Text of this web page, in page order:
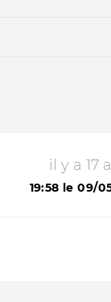
Qui
il y a 17
19:58 le 09/